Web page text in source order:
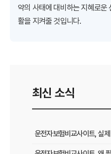
약의 사태에 대비하는 지혜로운
활을 지켜줄 것입니다.
최신 소식